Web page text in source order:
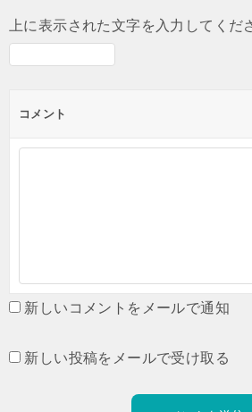
上に表示された文字を入力してくだ
コメント
新しいコメントをメールで通知
新しい投稿をメールで受け取る